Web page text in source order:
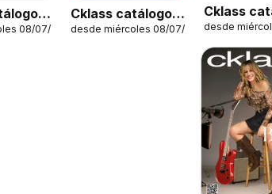
08/07/2026
Cklass catálogo
Sportbrands
desde miércoles 08/07/2026
Cklass
Handbags
desde